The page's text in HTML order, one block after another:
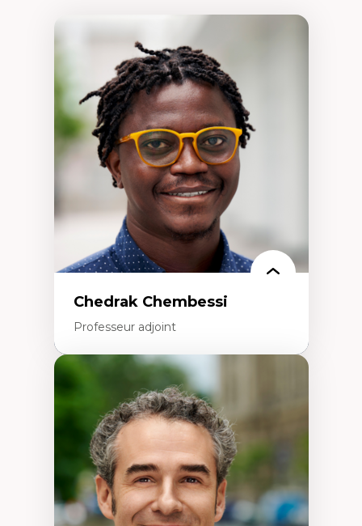
Chedrak Chembessi
Professeur adjoint
Économie circulaire
Modèles d’affaires durables
Histoire des faits économiques
Gestion durable des ressources naturelles
Écologie industrielle
Aménagement durable du territoire
Développement régional
Coopératives
Télétravail en milieu rural francophone
Transition socio-écologique